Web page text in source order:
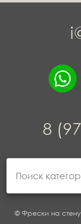
8
© Фрески на